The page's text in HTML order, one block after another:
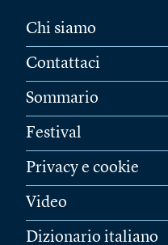
Chi siamo
Contattaci
Sommario
Festival
Privacy e cookie
Video
Dizionario italiano